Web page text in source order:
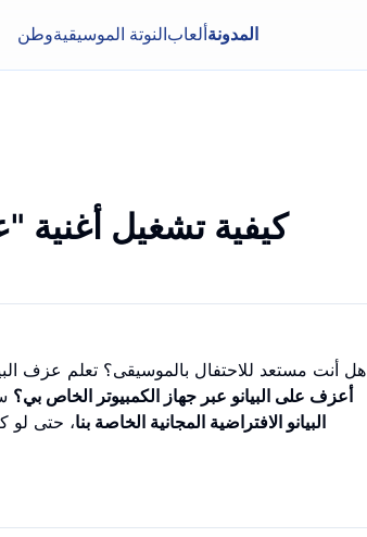
وطنالنوتة الموسيقية ألعاب المدونة
كيفية تشغيل أغنية
هل أنت مستعد للاحتفال بالموسيقى؟ تعلم عزف
أعزف على البيانو عبر جهاز الكمبيوتر الخاص بي؟
البيانو الافتراضية المجانية الخاصة بنا، حتى لو